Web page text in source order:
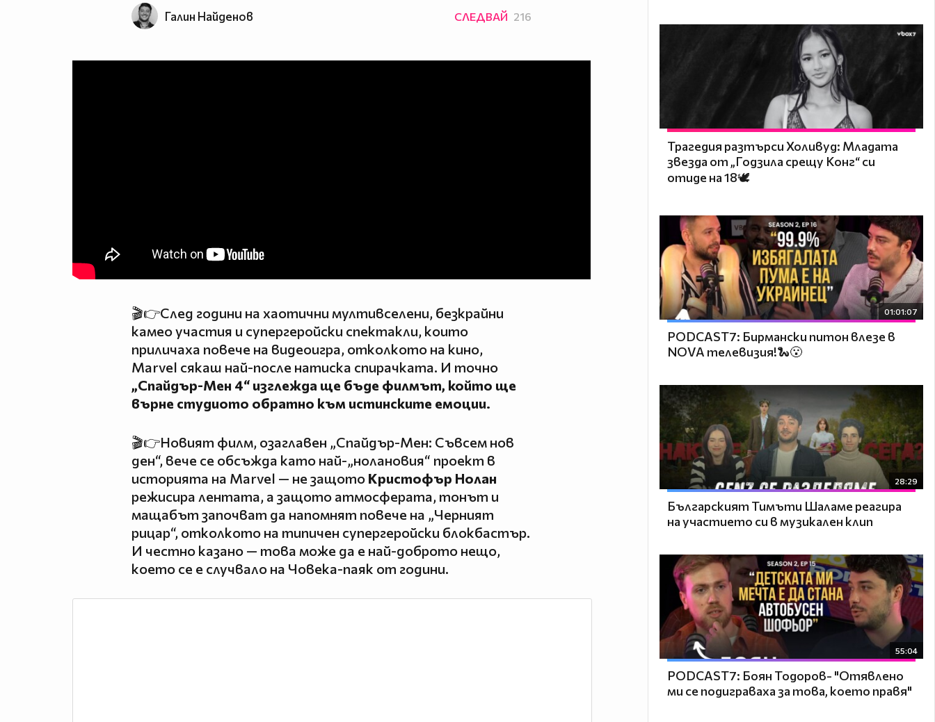
Галин Найденов СЛЕДВАЙ 216
🎬👉След години на хаотични мултивселени, безкрайни
камео участия и супергеройски спектакли, които
приличаха повече на видеоигра, отколкото на кино,
Marvel сякаш най-после натиска спирачката. И точно
„Спайдър-Мен 4“ изглежда ще бъде филмът, който ще
върне студиото обратно към истинските емоции.
🎬👉Новият филм, озаглавен „Спайдър-Мен: Съвсем нов
ден“, вече се обсъжда като най-„нолановия“ проект в
историята на Marvel — не защото Кристофър Нолан
режисира лентата, а защото атмосферата, тонът и
мащабът започват да напомнят повече на „Черният
рицар“, отколкото на типичен супергеройски блокбастър.
И честно казано — това може да е най-доброто нещо,
което се е случвало на Човека-паяк от години.
Трагедия разтърси Холивуд: Младата
звезда от „Годзила срещу Конг“ си
отиде на 18🕊️
01:01:07
PODCAST7: Бирмански питон влезе в
NOVA телевизия!🐍😮
28:29
Българският Тимъти Шаламе реагира
на участието си в музикален клип
55:04
PODCAST7: ‪Боян Тодоров- "Отявлено
ми се подиграваха за това, което правя"